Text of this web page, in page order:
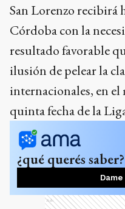
San Lorenzo recibirá
Córdoba con la
resultado favorable
ilusión de pelear la
internacionales, en
quinta fecha de la
¿qué querés saber?
Ads